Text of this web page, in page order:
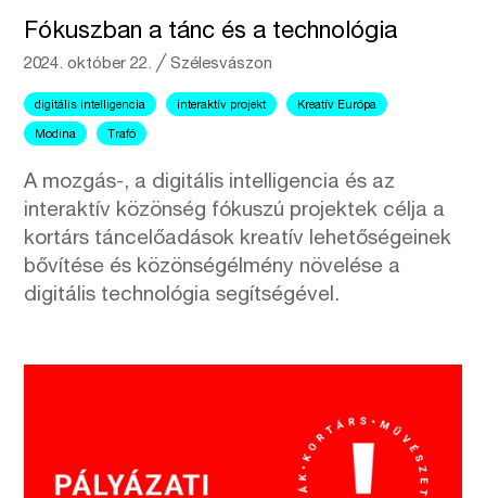
Fókuszban a tánc és a technológia
2024. október 22. ╱Szélesvászon
digitális intelligencia interaktív projekt Kreatív Európa
Modina Trafó
A mozgás-, a digitális intelligencia és az
interaktív közönség fókuszú projektek célja a
kortárs táncelőadások kreatív lehetőségeinek
bővítése és közönségélmény növelése a
digitális technológia segítségével.